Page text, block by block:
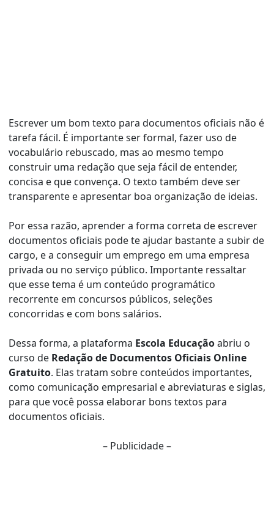
Escrever um bom texto para documentos oficiais não é
tarefa fácil. É importante ser formal, fazer uso de
vocabulário rebuscado, mas ao mesmo tempo
construir uma redação que seja fácil de entender,
concisa e que convença. O texto também deve ser
transparente e apresentar boa organização de ideias.
Por essa razão, aprender a forma correta de escrever
documentos oficiais pode te ajudar bastante a subir de
cargo, e a conseguir um emprego em uma empresa
privada ou no serviço público. Importante ressaltar
que esse tema é um conteúdo programático
recorrente em concursos públicos, seleções
concorridas e com bons salários.
Dessa forma, a plataforma Escola Educaçãoabriu o
curso de Redação de Documentos Oficiais Online
Gratuito. Elas tratam sobre conteúdos importantes,
como comunicação empresarial e abreviaturas e siglas,
para que você possa elaborar bons textos para
documentos oficiais.
– Publicidade –